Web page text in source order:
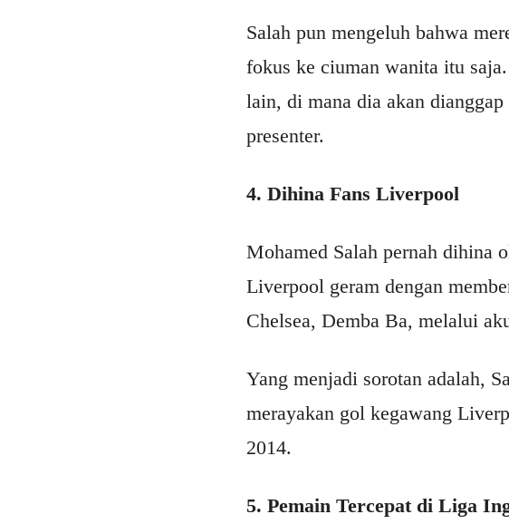
Salah pun mengeluh bahwa
fokus ke ciuman wanita itu
lain, di mana dia akan
presenter.
4. Dihina Fans Liverpool
Mohamed Salah pernah dihina
Liverpool geram dengan
Chelsea, Demba Ba, melalui
Yang menjadi sorotan adalah,
merayakan gol kegawang
2014.
5. Pemain Tercepat di Liga